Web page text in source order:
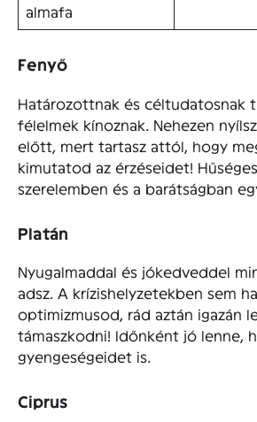
almafa
Fenyő
Határozottnak és céltudatosnak
félelmek kínoznak. Nehezen
előtt, mert tartasz attól, hogy
kimutatod az érzéseidet!
szerelemben és a barátságban
Platán
Nyugalmaddal és jókedveddel
adsz. A krízishelyzetekben sem
optimizmusod, rád aztán igazán
támaszkodni! Időnként jó lenne,
gyengeségeidet is.
Ciprus